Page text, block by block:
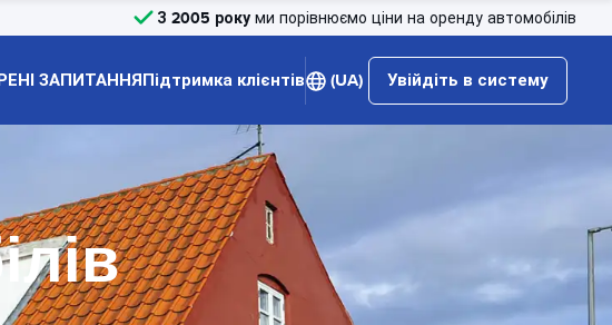
З 2005 року ми порівнюємо ціни на оренду автомобілів
ЗАПИТАННЯПідтримка клієнтів (UA) Увійдіть в систему